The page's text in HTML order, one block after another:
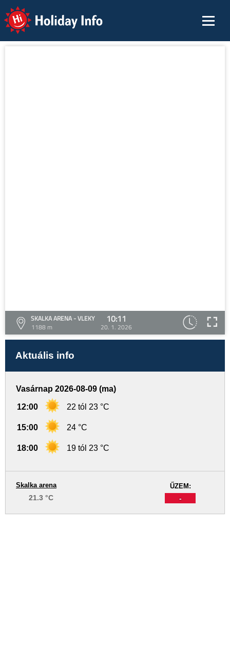
Holiday Info
SKALKA ARENA - VLEKY
1188 m
10:11
20. 1. 2026
Aktuális info
Vasárnap 2026-08-09 (ma)
12:00 22 tól 23 °C
15:00 24 °C
18:00 19 tól 23 °C
ŰZEM:
-
Skalka arena
21.3 °C